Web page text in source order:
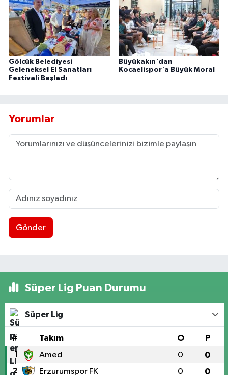
Gölcük Belediyesi
Geleneksel El Sanatları
Festivali Başladı
Büyükakın'dan
Kocaelispor'a Büyük Moral
Yorumlar
Gönder
Süper Lig Puan Durumu
Süper Lig
# Takım O P
1 Amed 0 0
2 Erzurumspor FK 0 0